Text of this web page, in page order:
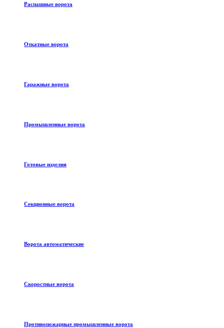
Распашные ворота
Откатные ворота
Гаражные ворота
Промышленные ворота
Готовые изделия
Секционные ворота
Ворота автоматические
Скоростные ворота
Противопожарные промышленные ворота